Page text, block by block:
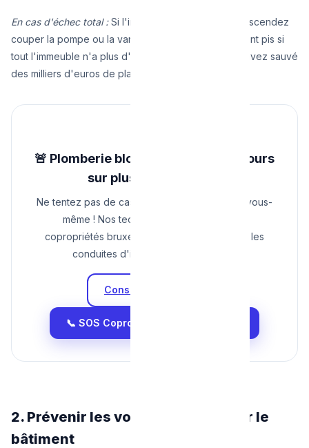
En cas d'échec total :Si l'inondation est majeure, descendez
couper la pompe ou la vanne générale à la cave. Tant pis si
tout l'immeuble n'a plus d'eau pour la soirée, vous avez sauvé
des milliers d'euros de plafonnage.
🚨 Plomberie bloquée et dégât en cours
sur plusieurs étages ?
Ne tentez pas de casser la colonne générale vous-
même ! Nos techniciens spécialistes des
copropriétés bruxelloises neutralisent toutes les
conduites d'installations complexes.
Consulter nos Tarifs
📞 SOS Copropriété : 0465 68 51 58
2. Prévenir les voisins et sécuriser le
bâtiment